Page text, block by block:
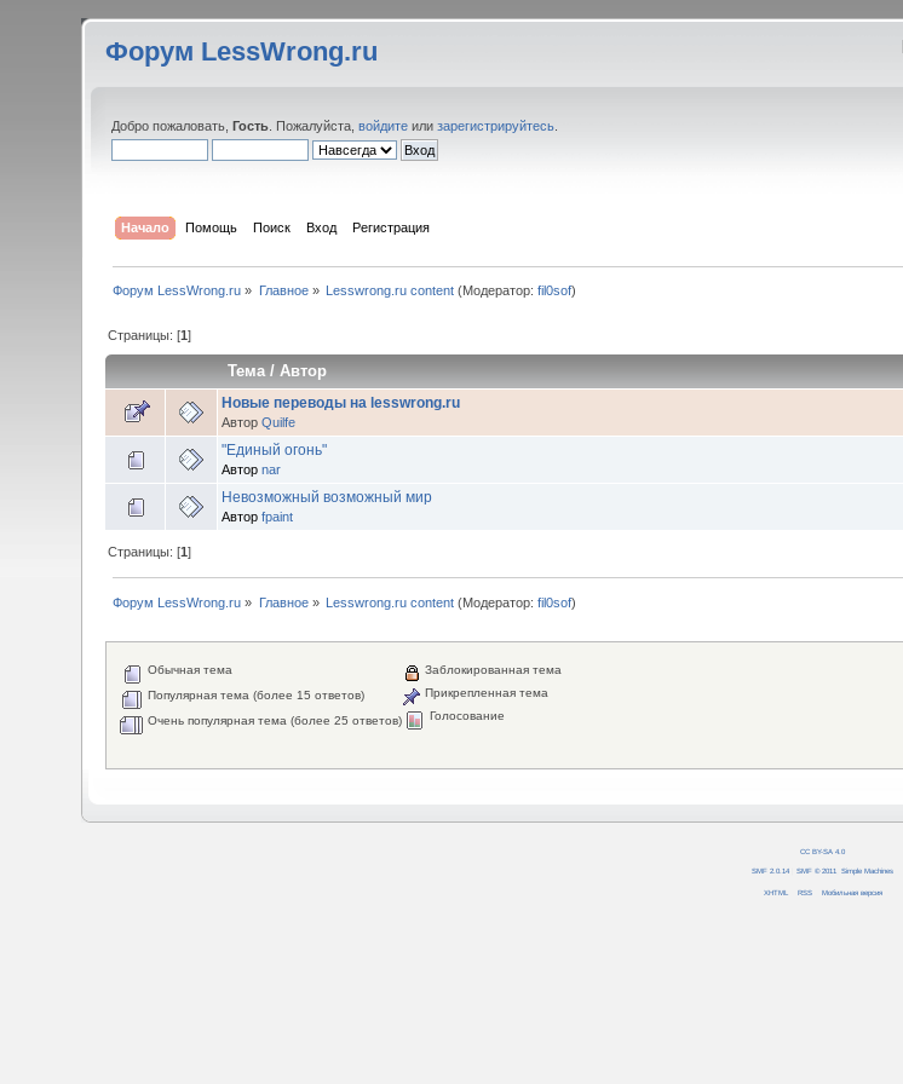
Форум LessWrong.ru
Добро пожаловать,Гость . Пожалуйста,войдите илизарегистрируйтесь
Начало Помощь Поиск Вход Регистрация
Форум LessWrong.ru » Главное» Lesswrong.ru content (Модератор:fil0sof)
Страницы: [1]
Тема /Автор
Новые переводы на lesswrong.ru
АвторQuilfe
"Единый огонь"
Авторnar
Невозможный возможный мир
Авторfpaint
Страницы: [1]
Форум LessWrong.ru » Главное» Lesswrong.ru content (Модератор:fil0sof)
Обычная тема
Популярная тема (более 15 ответов)
Очень популярная тема (более 25 ответов)
Заблокированная тема
Прикрепленная тема
Голосование
CC BY-SA 4.0
SMF 2.0.14 SMF © 2011 Simple Machines
XHTML RSS Мобильная версия